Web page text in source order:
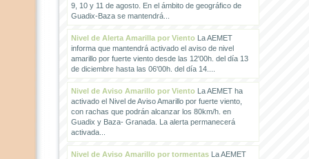
9, 10 y 11 de agosto. En el ámbito de geográfico de
Guadix-Baza se mantendrá...
Nivel de Alerta Amarilla por VientoLa AEMET
informa que mantendrá activado el aviso de nivel
amarillo por fuerte viento desde las 12'00h. del día 13
de diciembre hasta las 06'00h. del día 14....
Nivel de Aviso Amarillo por VientoLa AEMET ha
activado el Nivel de Aviso Amarillo por fuerte viento,
con rachas que podrán alcanzar los 80km/h. en
Guadix y Baza- Granada. La alerta permanecerá
activada...
Nivel de Aviso Amarillo por tormentasLa AEMET